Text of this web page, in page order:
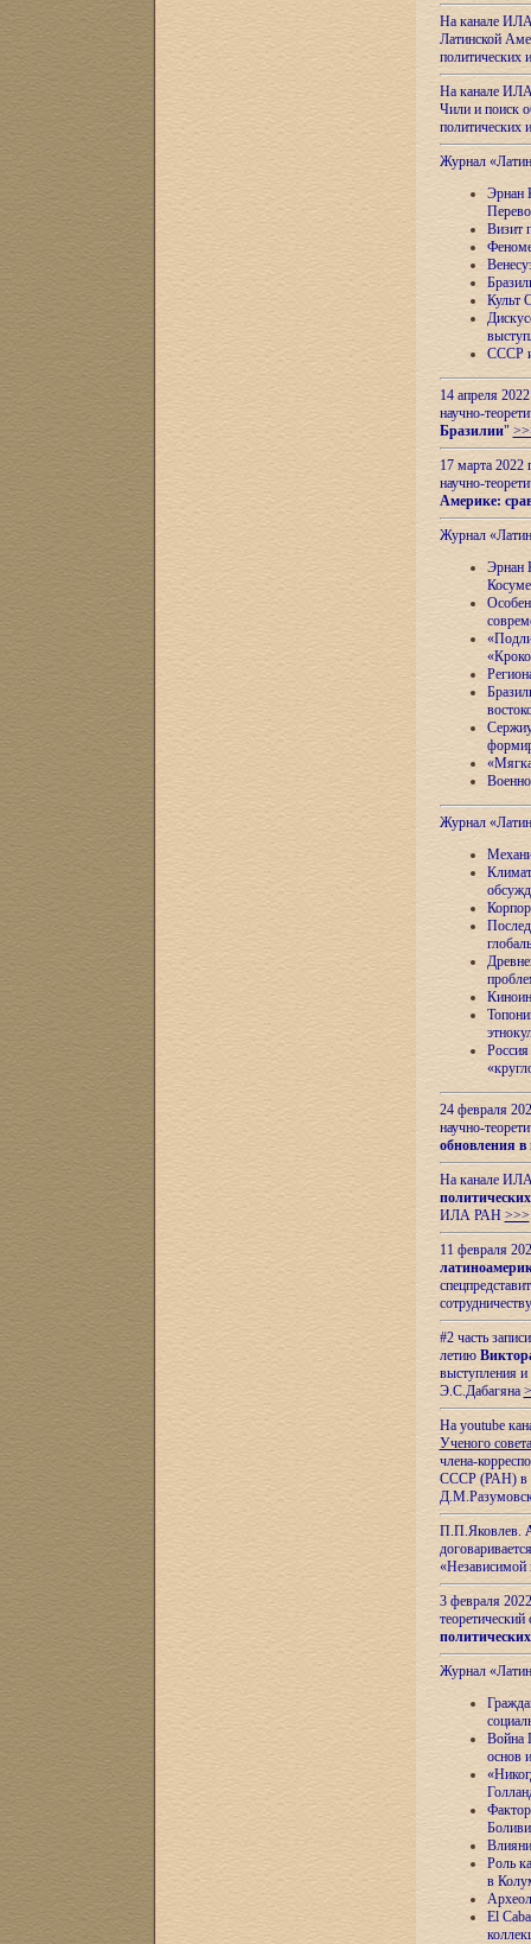
На канале
Латинской
На канале
Чили и поиск
Журнал
Эрнан
Визит
Культ
СССР и
14 апреля
научно-
Бразилии"
17 марта 2022
научно-
Америке:
Журнал
Эрнан
Журнал
24 февраля
научно-
обновления в
На канале
ИЛА РАН >>>
11 февраля
#2 часть
летию
выступления
Э.С.Дабагяна
На youtube
Ученого
члена-
СССР (РАН) в
П.П.Яковлев.
«Независимой
3 февраля
теоретический
Журнал
Война
основ
Роль
в
El